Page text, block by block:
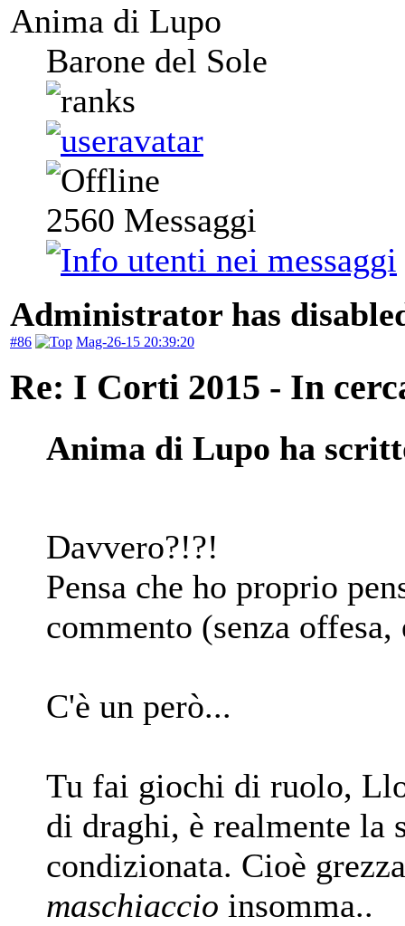
Anima di Lupo
Barone del Sole
2560 Messaggi
Administrator has
#86 Mag-26-15 20:39:20
Re: I Corti 2015 - In
Anima di Lupo ha
Davvero?!?!
Pensa che ho proprio
commento (senza
C'è un però...
Tu fai giochi di ruolo,
di draghi, è realmente la
condizionata. Cioè
maschiaccio insomma..